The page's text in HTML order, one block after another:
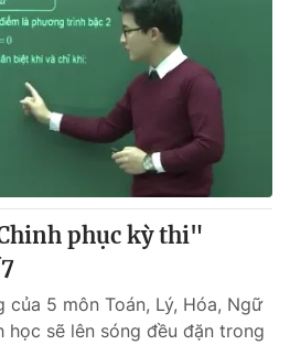
phục kỳ thi"
của 5 môn Toán, Lý, Hóa, Ngữ
học sẽ lên sóng đều đặn trong